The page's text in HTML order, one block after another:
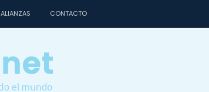
ALIANZAS CONTACTO